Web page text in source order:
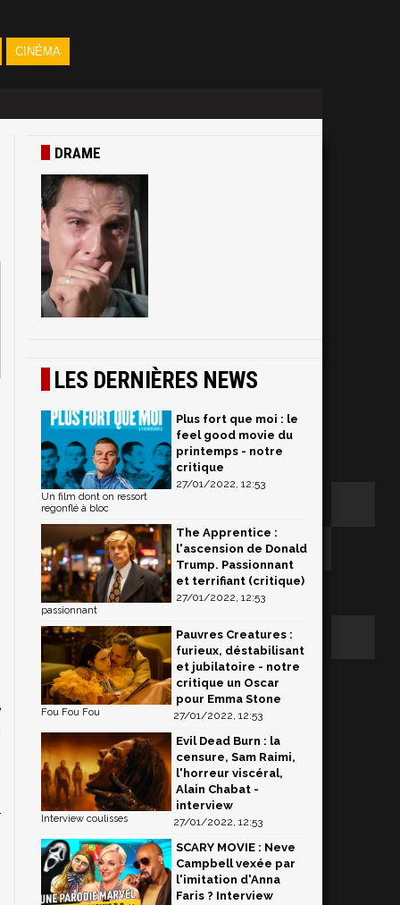
CINÉMA
DRAME
LES DERNIÈRES NEWS
Plus fort que moi : le
feel good movie du
printemps - notre
critique
27/01/2022, 12:53
Un film dont on ressort
regonflé à bloc
The Apprentice :
l'ascension de Donald
Trump. Passionnant
et terrifiant (critique)
27/01/2022, 12:53
passionnant
Pauvres Creatures :
furieux, déstabilisant
et jubilatoire - notre
critique un Oscar
pour Emma Stone
27/01/2022, 12:53
Fou Fou Fou
Evil Dead Burn : la
censure, Sam Raimi,
l'horreur viscéral,
Alain Chabat -
interview
27/01/2022, 12:53
Interview coulisses
SCARY MOVIE : Neve
Campbell vexée par
l'imitation d'Anna
Faris ? Interview